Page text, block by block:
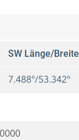
SW Länge/Breite
7.488°/53.342°